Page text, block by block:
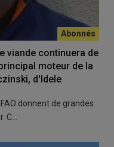
viande continuera de
moteur de la
d'Idele
donnent de grandes
C…